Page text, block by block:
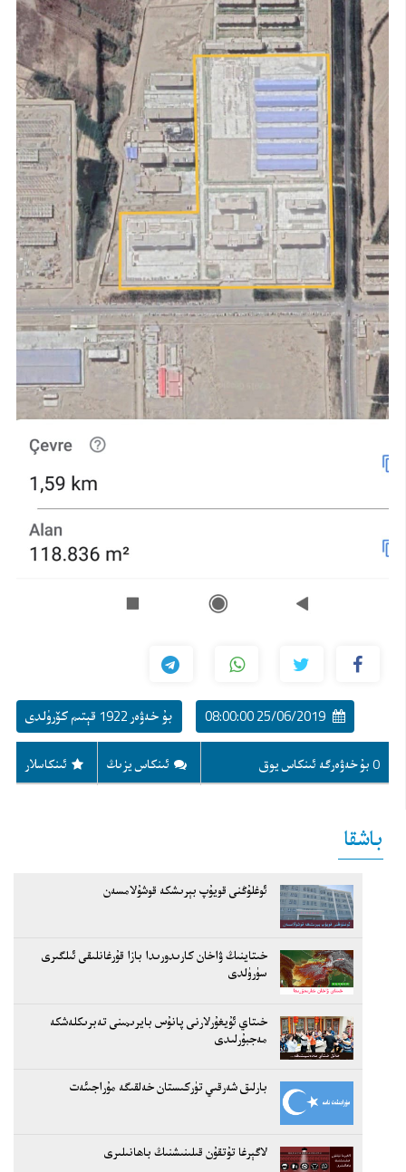
بۇ خەۋەر 1922 قېتىم كۆرۈلدى 25/06/2019 08:00:00
ئىنكاسلار ئىنكاس يزىڭ 0 بۇ خەۋەرگە ئىنكاس يوق
باشقا
ئوغلۇڭنى قويۇپ بېرىشكە قوشۇلامسەن
خىتاينىڭ ۋاخان كارىدورىدا بازا قۇرغانلىقى ئىلگىرى
سۈرۈلدى
خىتاي ئۇيغۇرلارنى پانۇس بايرىمىنى تەبرىكلەشكە
مەجبۇرلىدى
بارلىق شەرقىي تۈركىستان خەلقىگە مۇراجىئەت
لاگېرغا تۇتقۇن قىلىنىشنىڭ باھانىلىرى